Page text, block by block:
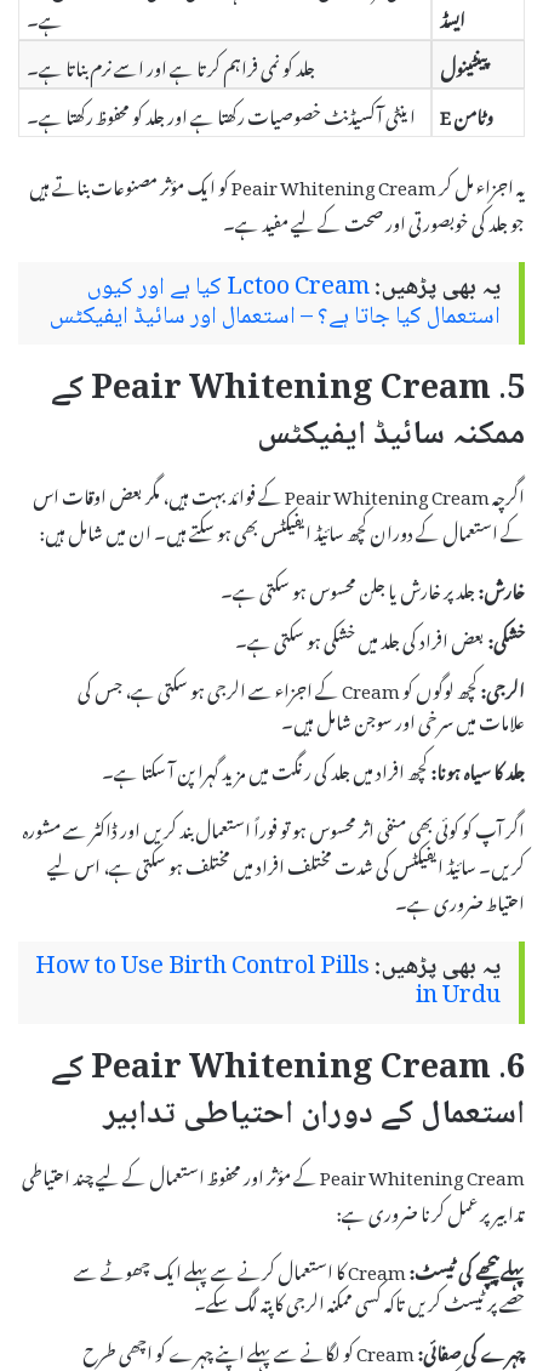
ایسڈ
ہے۔
پینٹینول
جلد کو نمی فراہم کرتا ہے اور اسے نرم بناتا ہے۔
وٹامن E
اینٹی آکسیڈنٹ خصوصیات رکھتا ہے اور جلد کو محفوظ رکھتا ہے۔
یہ اجزاء مل کر Peair Whitening Cream کو ایک مؤثر مصنوعات بناتے ہیں
جو جلد کی خوبصورتی اور صحت کے لیے مفید ہے۔
یہ بھی پڑھیں: Lctoo Cream کیا ہے اور کیوں
استعمال کیا جاتا ہے؟ – استعمال اور سائیڈ ایفیکٹس
5. Peair Whitening Cream کے
ممکنہ سائیڈ ایفیکٹس
اگرچہ Peair Whitening Cream کے فوائد بہت ہیں، مگر بعض اوقات اس
کے استعمال کے دوران کچھ سائیڈ ایفیکٹس بھی ہو سکتے ہیں۔ ان میں شامل ہیں:
خارش:جلد پر خارش یا جلن محسوس ہو سکتی ہے۔
خشکی:بعض افراد کی جلد میں خشکی ہو سکتی ہے۔
الرجی:
کچھ لوگوں کو Cream کے اجزاء سے الرجی ہو سکتی ہے، جس کی
علامات میں سرخی اور سوجن شامل ہیں۔
جلد کا سیاہ ہونا:کچھ افراد میں جلد کی رنگت میں مزید گہرا پن آ سکتا ہے۔
اگر آپ کو کوئی بھی منفی اثر محسوس ہو تو فوراً استعمال بند کریں اور ڈاکٹر سے مشورہ
کریں۔ سائیڈ ایفیکٹس کی شدت مختلف افراد میں مختلف ہو سکتی ہے، اس لیے
احتیاط ضروری ہے۔
یہ بھی پڑھیں:How to Use Birth Control Pills
in Urdu
6. Peair Whitening Cream کے
استعمال کے دوران احتیاطی تدابیر
Peair Whitening Cream کے مؤثر اور محفوظ استعمال کے لیے چند احتیاطی
تدابیر پر عمل کرنا ضروری ہے:
پہلے پیچھے کی ٹیسٹ:
Cream کا استعمال کرنے سے پہلے ایک چھوٹے سے
حصے پر ٹیسٹ کریں تاکہ کسی ممکنہ الرجی کا پتہ لگ سکے۔
چہرے کی صفائی:
Cream کو لگانے سے پہلے اپنے چہرے کو اچھی طرح